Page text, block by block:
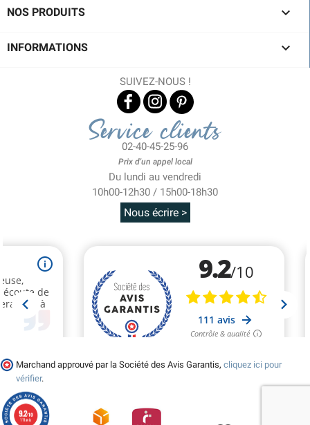
NOS PRODUITS 
INFORMATIONS 
SUIVEZ-NOUS !
Service clients
02-40-45-25-96
Prix d'un appel local
Du lundi au vendredi
10h00-12h30 / 15h00-18h30
Nous écrire >
Marchand approuvé par la Société des Avis Garantis, cliquez ici pour
vérifier.
9.2/10
111 avis